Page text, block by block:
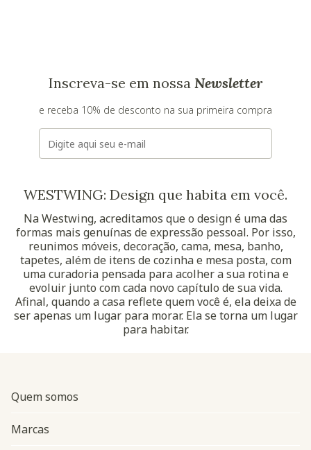
Inscreva-se em nossa Newsletter
e receba 10% de desconto na sua primeira compra
E-mail
WESTWING: Design que habita em você.
Na Westwing, acreditamos que o design é uma das
formas mais genuínas de expressão pessoal. Por isso,
reunimos móveis, decoração, cama, mesa, banho,
tapetes, além de itens de cozinha e mesa posta, com
uma curadoria pensada para acolher a sua rotina e
evoluir junto com cada novo capítulo de sua vida.
Afinal, quando a casa reflete quem você é, ela deixa de
ser apenas um lugar para morar. Ela se torna um lugar
para habitar.
Quem somos
Marcas